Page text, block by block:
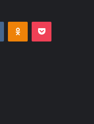
VKontakteOdnoklassniki
Pocket